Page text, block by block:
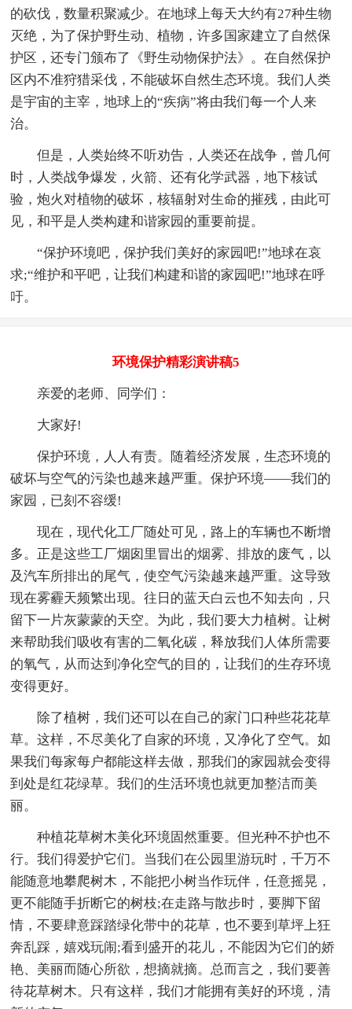
的砍伐，数量积聚减少。在地球上每天大约有27种生物
灭绝，为了保护野生动、植物，许多国家建立了自然保
护区，还专门颁布了《野生动物保护法》。在自然保护
区内不准狩猎采伐，不能破坏自然生态环境。我们人类
是宇宙的主宰，地球上的“疾病”将由我们每一个人来
治。
但是，人类始终不听劝告，人类还在战争，曾几何
时，人类战争爆发，火箭、还有化学武器，地下核试
验，炮火对植物的破坏，核辐射对生命的摧残，由此可
见，和平是人类构建和谐家园的重要前提。
“保护环境吧，保护我们美好的家园吧!”地球在哀
求;“维护和平吧，让我们构建和谐的家园吧!”地球在呼
吁。
环境保护精彩演讲稿5
亲爱的老师、同学们：
大家好!
保护环境，人人有责。随着经济发展，生态环境的
破坏与空气的污染也越来越严重。保护环境――我们的
家园，已刻不容缓!
现在，现代化工厂随处可见，路上的车辆也不断增
多。正是这些工厂烟囱里冒出的烟雾、排放的废气，以
及汽车所排出的尾气，使空气污染越来越严重。这导致
现在雾霾天频繁出现。往日的蓝天白云也不知去向，只
留下一片灰蒙蒙的天空。为此，我们要大力植树。让树
来帮助我们吸收有害的二氧化碳，释放我们人体所需要
的氧气，从而达到净化空气的目的，让我们的生存环境
变得更好。
除了植树，我们还可以在自己的家门口种些花花草
草。这样，不尽美化了自家的环境，又净化了空气。如
果我们每家每户都能这样去做，那我们的家园就会变得
到处是红花绿草。我们的生活环境也就更加整洁而美
丽。
种植花草树木美化环境固然重要。但光种不护也不
行。我们得爱护它们。当我们在公园里游玩时，千万不
能随意地攀爬树木，不能把小树当作玩伴，任意摇晃，
更不能随手折断它的树枝;在走路与散步时，要脚下留
情，不要肆意踩踏绿化带中的花草，也不要到草坪上狂
奔乱踩，嬉戏玩闹;看到盛开的花儿，不能因为它们的娇
艳、美丽而随心所欲，想摘就摘。总而言之，我们要善
待花草树木。只有这样，我们才能拥有美好的环境，清